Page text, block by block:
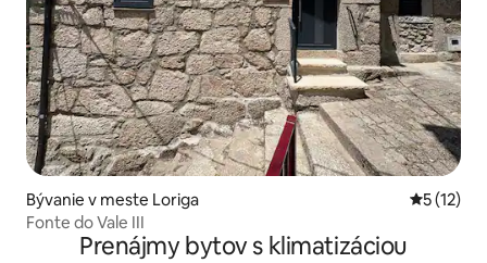
Bývanie v meste Loriga
5 (12)
Fonte do Vale III
Prenájmy bytov s klimatizáciou